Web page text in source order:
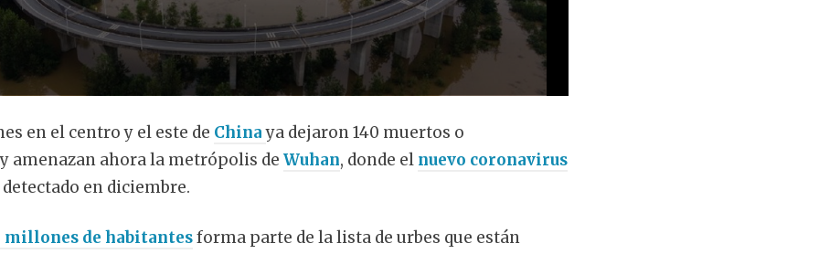
en el centro y el este de Chinaya dejaron 140 muertos o
amenazan ahora la metrópolis de Wuhan, donde el nuevo coronavirus
en diciembre.
millones de habitantesforma parte de la lista de urbes que están